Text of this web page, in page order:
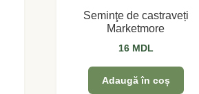
Seminţe de castraveți
Marketmore
16 MDL
Adaugă în coș